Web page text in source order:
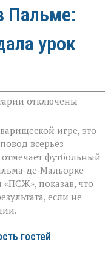
Пальме:
урок
к
записи
сюрприз
в
Пальме:
«Мальорка»
преподала
урок
«ПСЖ»
отключены
игре, это
всерьёз
футбольный
показав, что
если не
гостей